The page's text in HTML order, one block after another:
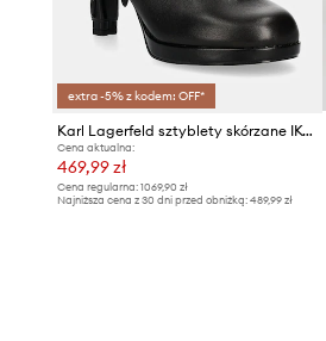
extra -5% z kodem: OFF*
Karl Lagerfeld sztyblety skórzane IKON ISLAND
Cena aktualna:
469,99 zł
Cena regularna: 1069,90 zł
Najniższa cena z 30 dni przed obniżką: 489,99 zł